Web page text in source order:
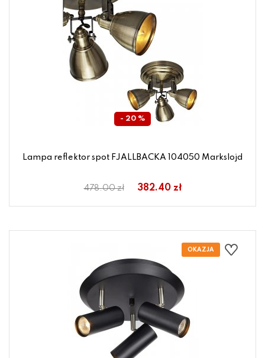
- 20 %
Lampa reflektor spot FJALLBACKA 104050 Markslojd
478.00 zł 382.40 zł